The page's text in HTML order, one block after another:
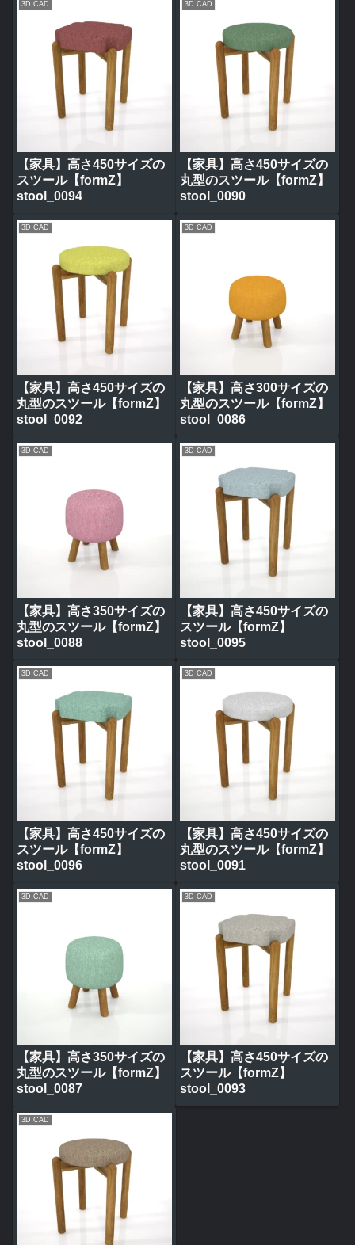
3D CAD
【家具】高さ450サイズの
スツール【formZ】
stool_0094
3D CAD
【家具】高さ450サイズの
丸型のスツール【formZ】
stool_0090
3D CAD
【家具】高さ450サイズの
丸型のスツール【formZ】
stool_0092
3D CAD
【家具】高さ300サイズの
丸型のスツール【formZ】
stool_0086
3D CAD
【家具】高さ350サイズの
丸型のスツール【formZ】
stool_0088
3D CAD
【家具】高さ450サイズの
スツール【formZ】
stool_0095
3D CAD
【家具】高さ450サイズの
スツール【formZ】
stool_0096
3D CAD
【家具】高さ450サイズの
丸型のスツール【formZ】
stool_0091
3D CAD
【家具】高さ350サイズの
丸型のスツール【formZ】
stool_0087
3D CAD
【家具】高さ450サイズの
スツール【formZ】
stool_0093
3D CAD